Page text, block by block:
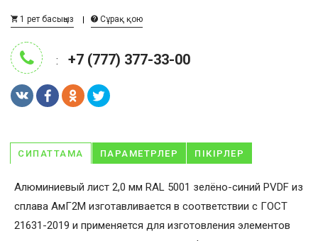
1 рет басыңыз Сұрақ қою
: +7 (777) 377-33-00
СИПАТТАМА ПАРАМЕТРЛЕР ПІКІРЛЕР
Алюминиевый лист 2,0 мм RAL 5001 зелёно-синий PVDF из
сплава АмГ2М изготавливается в соответствии с ГОСТ
21631-2019 и применяется для изготовления элементов